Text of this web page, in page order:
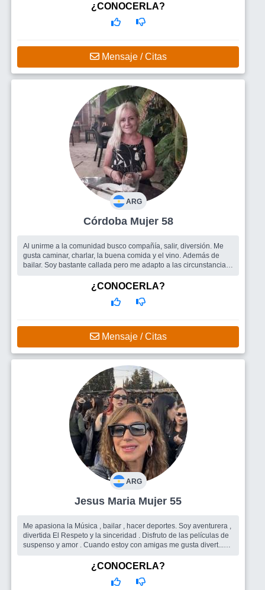
¿CONOCERLA?
Mensaje / Citas
ARG
Córdoba Mujer 58
Al unirme a la comunidad busco compañía, salir, diversión. Me
gusta caminar, charlar, la buena comida y el vino. Además de
bailar. Soy bastante callada pero me adapto a las circunstancias
¿CONOCERLA?
Mensaje / Citas
ARG
Jesus Maria Mujer 55
Me apasiona la Música , bailar , hacer deportes. Soy aventurera ,
divertida El Respeto y la sinceridad . Disfruto de las películas de
suspenso y amor . Cuando estoy con amigas me gusta divert...
¿CONOCERLA?